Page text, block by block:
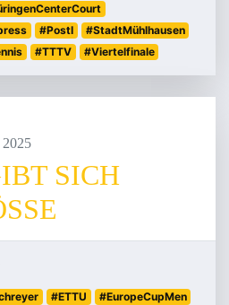
#PostI
#StadtMühlhausen
#TTTV #Viertelfinale
2025
SICH
#ETTU
#EuropeCupMen